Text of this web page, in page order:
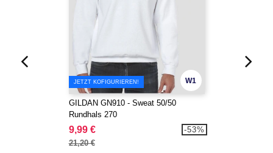
W1
JETZT KOFIGURIEREN!
GILDAN GN910 - Sweat 50/50
Rundhals 270
9,99 €
21,20 €
-53%